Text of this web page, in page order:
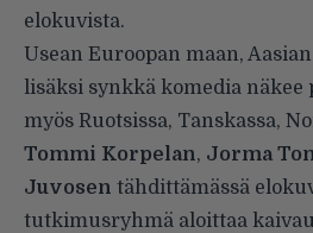
elokuvista.
Usean Euroopan maan,
lisäksi synkkä komedia
myös Ruotsissa, Tanskassa,
Tommi Korpelan, Jorma
Juvosen tähdittämässä
tutkimusryhmä aloittaa